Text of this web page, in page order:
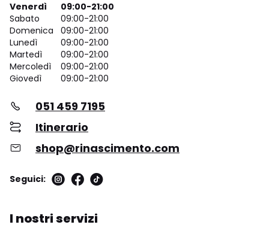
Venerdì
09:00-21:00
Sabato
09:00-21:00
Domenica
09:00-21:00
Lunedì
09:00-21:00
Martedì
09:00-21:00
Mercoledì
09:00-21:00
Giovedì
09:00-21:00
051 459 7195
Itinerario
shop@rinascimento.com
Seguici:
I nostri servizi